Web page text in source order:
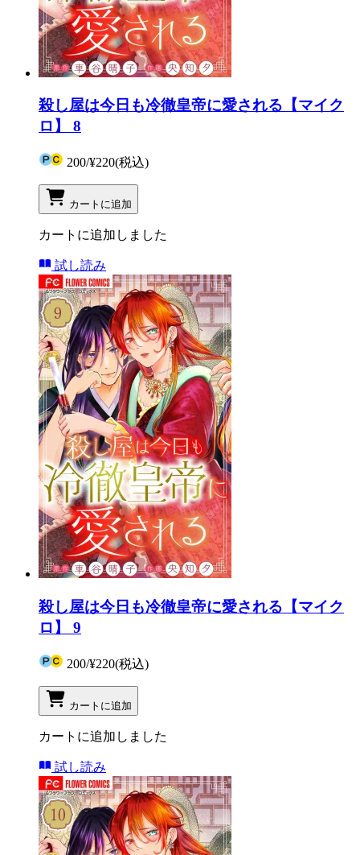
殺し屋は今日も冷徹皇帝に愛される【マイク
ロ】 8
200/¥220(税込)
カートに追加
カートに追加しました
試し読み
殺し屋は今日も冷徹皇帝に愛される【マイク
ロ】 9
200/¥220(税込)
カートに追加
カートに追加しました
試し読み